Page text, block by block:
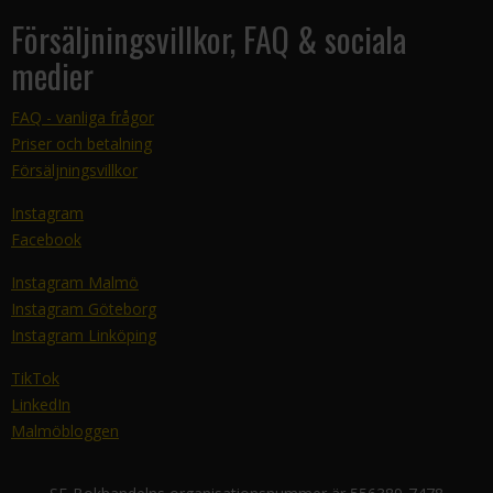
Försäljningsvillkor, FAQ & sociala
medier
FAQ - vanliga frågor
Priser och betalning
Försäljningsvillkor
Instagram
Facebook
Instagram Malmö
Instagram Göteborg
Instagram Linköping
TikTok
LinkedIn
Malmöbloggen